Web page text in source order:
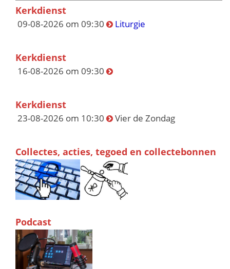
Kerkdienst
09-08-2026 om 09:30 Liturgie
Kerkdienst
16-08-2026 om 09:30
Kerkdienst
23-08-2026 om 10:30 Vier de Zondag
Collectes, acties, tegoed en collectebonnen
Podcast